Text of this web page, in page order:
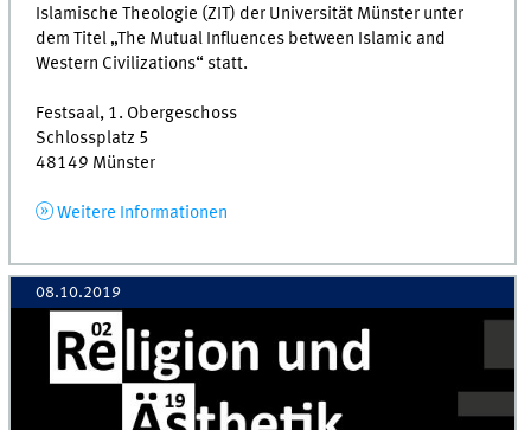
Islamische Theologie (ZIT) der Universität Münster unter
dem Titel „The Mutual Influences between Islamic and
Western Civilizations“ statt.
Festsaal, 1. Obergeschoss
Schlossplatz 5
48149 Münster
Weitere Informationen
08.10.2019